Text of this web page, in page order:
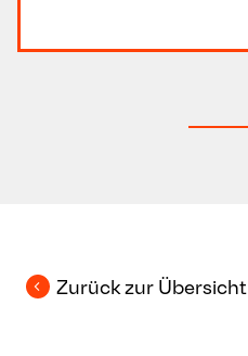
Zurück zur Übersicht